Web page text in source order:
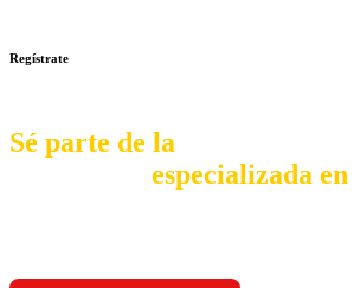
Regístrate
Sé parte de la
especializada en